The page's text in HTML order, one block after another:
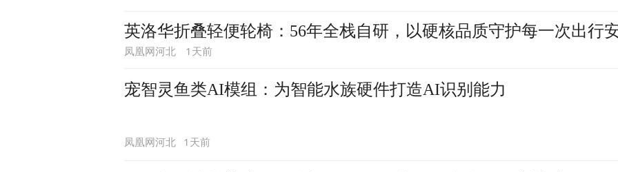
英洛华折叠轻便轮椅：56年全栈自研，以硬核品质守护每一次出行
凤凰网河北 1天前
宠智灵鱼类AI模组：为智能水族硬件打造AI识别能力
凤凰网河北 1天前